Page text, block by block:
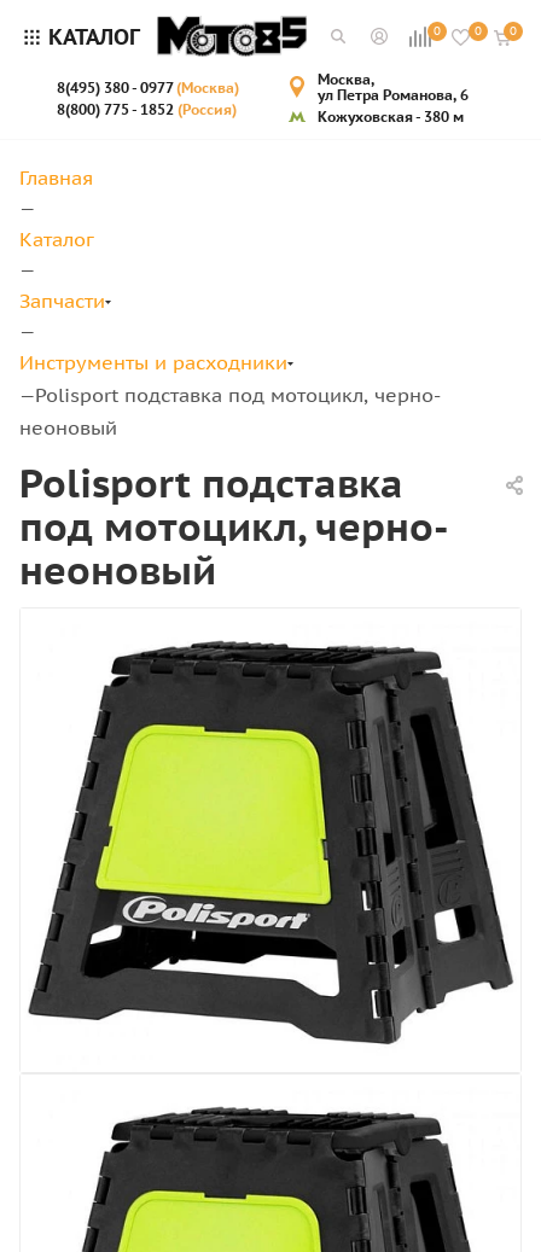
КАТАЛОГ 0 0 0
8(495) 380 - 0977(Москва)
8(800) 775 - 1852 (Россия)
Москва,
ул Петра Романова, 6
Кожуховская - 380 м
Главная
—
Каталог
—
Запчасти
—
Инструменты и расходники
—Polisport подставка под мотоцикл, черно-
неоновый
Polisport подставка
под мотоцикл, черно-
неоновый